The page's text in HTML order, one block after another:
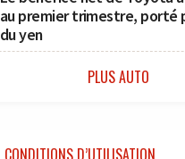
au premier trimestre, porté
du yen
PLUS AUTO
CONDITIONS D’UTILISATION